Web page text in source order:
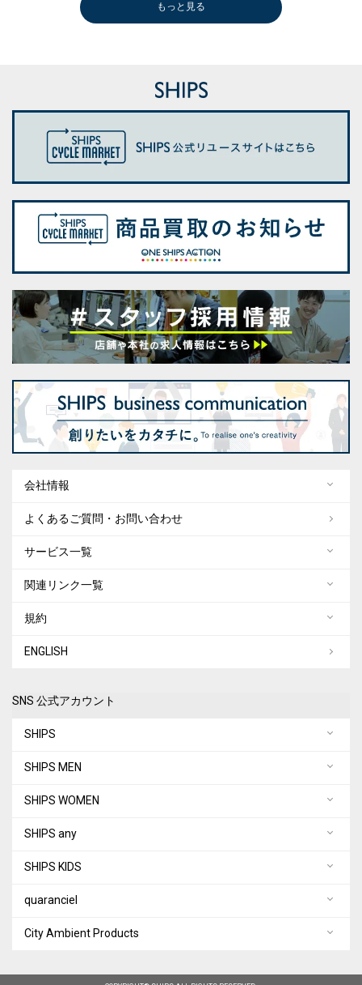
もっと見る
会社情報
よくあるご質問・お問い合わせ
サービス一覧
関連リンク一覧
規約
ENGLISH
SNS 公式アカウント
SHIPS
SHIPS MEN
SHIPS WOMEN
SHIPS any
SHIPS KIDS
quaranciel
City Ambient Products